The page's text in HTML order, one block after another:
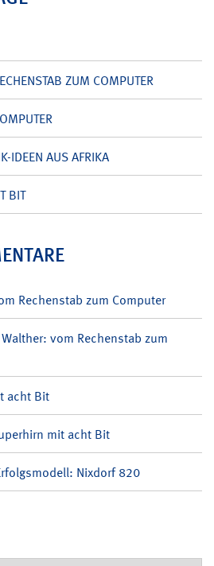
ZUM COMPUTER
IDEEN AUS AFRIKA
BIT
Rechenstab zum Computer
vom Rechenstab zum
acht Bit
mit acht Bit
Nixdorf 820